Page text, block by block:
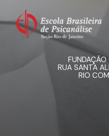
FUNDAÇÃO
RUA SANTA
RIO